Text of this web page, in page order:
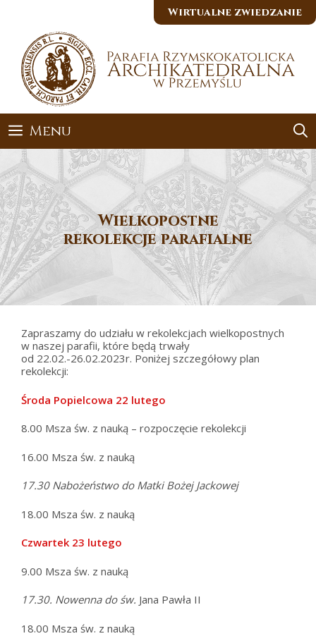
Wirtualne zwiedzanie
Menu
Wielkopostne
rekolekcje parafialne
Zapraszamy do udziału w rekolekcjach wielkopostnych
w naszej parafii, które będą trwały
od 22.02.-26.02.2023r. Poniżej szczegółowy plan
rekolekcji:
Środa Popielcowa 22 lutego
8.00 Msza św. z nauką – rozpoczęcie rekolekcji
16.00 Msza św. z nauką
17.30 Nabożeństwo do Matki Bożej Jackowej
18.00 Msza św. z nauką
Czwartek 23 lutego
9.00 Msza św. z nauką
17.30. Nowenna do św. Jana Pawła II
18.00 Msza św. z nauką